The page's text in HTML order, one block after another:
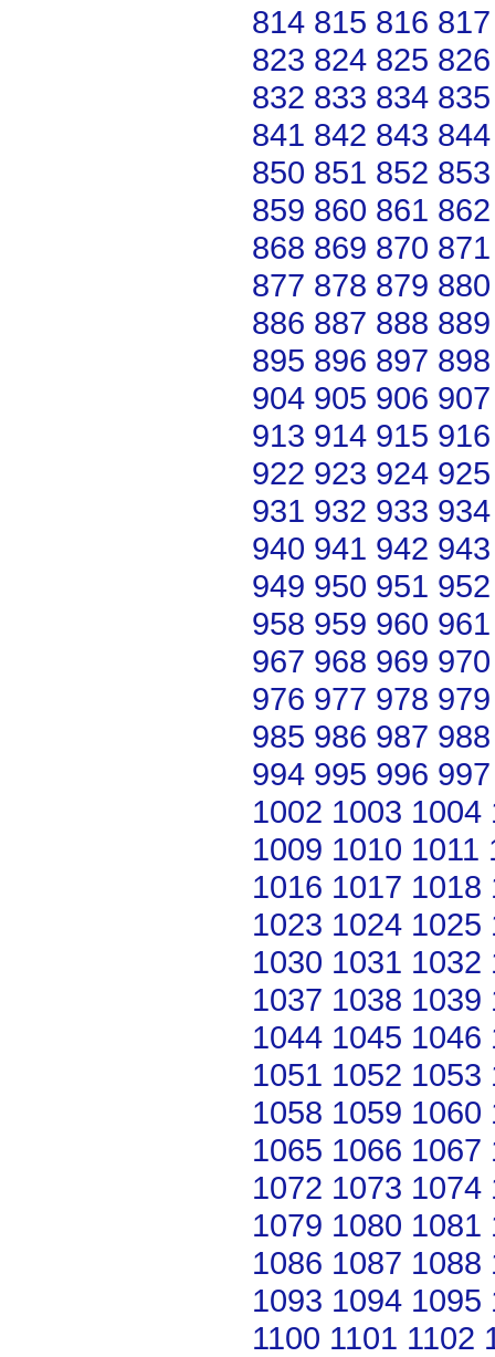
814 815 816 817
823 824 825 826
832 833 834 835
841 842 843 844
850 851 852 853
859 860 861 862
868 869 870 871
877 878 879 880
886 887 888 889
895 896 897 898
904 905 906 907
913 914 915 916
922 923 924 925
931 932 933 934
940 941 942 943
949 950 951 952
958 959 960 961
967 968 969 970
976 977 978 979
985 986 987 988
994 995 996 997
1002 1003 1004
1009 1010 1011
1016 1017 1018
1023 1024 1025
1030 1031 1032
1037 1038 1039
1044 1045 1046
1051 1052 1053
1058 1059 1060
1065 1066 1067
1072 1073 1074
1079 1080 1081
1086 1087 1088
1093 1094 1095
1100 1101 1102